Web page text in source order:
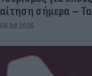
αίτηση σήμερα –
06.08.2026